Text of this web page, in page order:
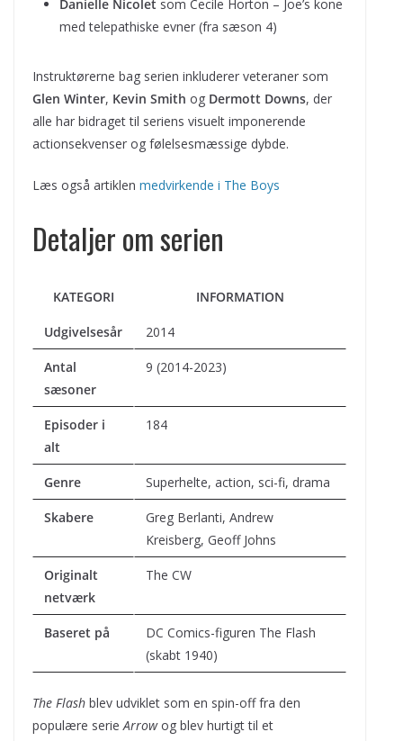
Danielle Nicolet som Cecile Horton – Joe’s kone
med telepathiske evner (fra sæson 4)
Instruktørerne bag serien inkluderer veteraner som
Glen Winter, Kevin Smith og Dermott Downs, der
alle har bidraget til seriens visuelt imponerende
actionsekvenser og følelsesmæssige dybde.
Læs også artiklen medvirkende i The Boys
Detaljer om serien
KATEGORI INFORMATION
Udgivelsesår 2014
Antal
sæsoner
9 (2014-2023)
Episoder i
alt
184
Genre Superhelte, action, sci-fi, drama
Skabere
Greg Berlanti, Andrew
Kreisberg, Geoff Johns
Originalt
netværk
The CW
Baseret på
DC Comics-figuren The Flash
(skabt 1940)
The Flash blev udviklet som en spin-off fra den
populære serieArrowog blev hurtigt til et